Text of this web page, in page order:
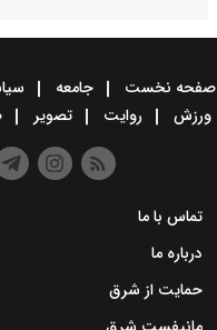
صفحه نخست جامعه
ورزش
روایت تصویر
تماس با ما
درباره ما
حمایت از شرق